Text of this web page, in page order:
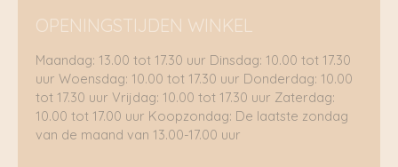
OPENINGSTIJDEN WINKEL
Maandag: 13.00 tot 17.30 uur Dinsdag: 10.00 tot 17.30
uur Woensdag: 10.00 tot 17.30 uur Donderdag: 10.00
tot 17.30 uur Vrijdag: 10.00 tot 17.30 uur Zaterdag:
10.00 tot 17.00 uur Koopzondag: De laatste zondag
van de maand van 13.00-17.00 uur